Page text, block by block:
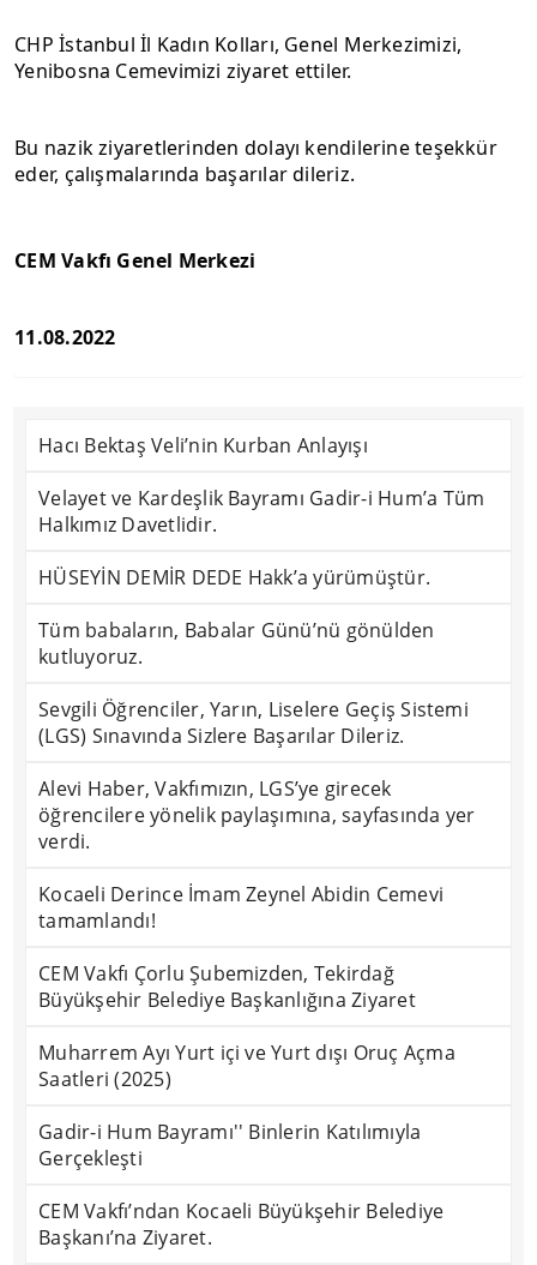
CHP İstanbul İl Kadın Kolları, Genel Merkezimizi,
Yenibosna Cemevimizi ziyaret ettiler.
Bu nazik ziyaretlerinden dolayı kendilerine teşekkür
eder, çalışmalarında başarılar dileriz.
CEM Vakfı Genel Merkezi
11.08.2022
Hacı Bektaş Veli’nin Kurban Anlayışı
Velayet ve Kardeşlik Bayramı Gadir-i Hum’a Tüm
Halkımız Davetlidir.
HÜSEYİN DEMİR DEDE Hakk’a yürümüştür.
Tüm babaların, Babalar Günü’nü gönülden
kutluyoruz.
Sevgili Öğrenciler, Yarın, Liselere Geçiş Sistemi
(LGS) Sınavında Sizlere Başarılar Dileriz.
Alevi Haber, Vakfımızın, LGS’ye girecek
öğrencilere yönelik paylaşımına, sayfasında yer
verdi.
Kocaeli Derince İmam Zeynel Abidin Cemevi
tamamlandı!
CEM Vakfı Çorlu Şubemizden, Tekirdağ
Büyükşehir Belediye Başkanlığına Ziyaret
Muharrem Ayı Yurt içi ve Yurt dışı Oruç Açma
Saatleri (2025)
Gadir-i Hum Bayramı'' Binlerin Katılımıyla
Gerçekleşti
CEM Vakfı’ndan Kocaeli Büyükşehir Belediye
Başkanı’na Ziyaret.